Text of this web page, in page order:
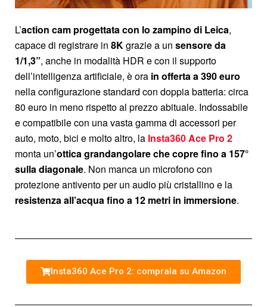
L’action cam progettata con lo zampino di Leica,
capace di registrare in 8Kgrazie a un sensore da
1/1,3”, anche in modalità HDR e con il supporto
dell’intelligenza artificiale, è ora in offerta a 390 euro
nella configurazione standard con doppia batteria: circa
80 euro in meno rispetto al prezzo abituale. Indossabile
e compatibile con una vasta gamma di accessori per
auto, moto, bici e molto altro, la Insta360 Ace Pro 2
monta un’ottica grandangolare che copre fino a 157°
sulla diagonale. Non manca un microfono con
protezione antivento per un audio più cristallino e la
resistenza all’acqua fino a 12 metri in immersione.
Insta360 Ace Pro 2: comprala su Amazon